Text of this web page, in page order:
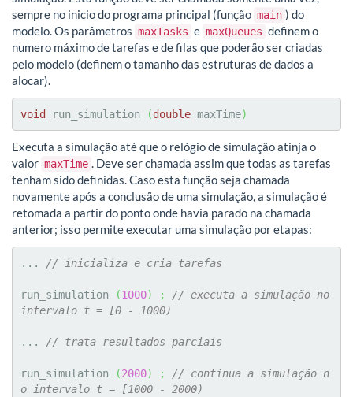
sempre no inicio do programa principal (função main ) do
modelo. Os parâmetros maxTasks e maxQueues definem o
numero máximo de tarefas e de filas que poderão ser criadas
pelo modelo (definem o tamanho das estruturas de dados a
alocar).
void run_simulation (double maxTime)
Executa a simulação até que o relógio de simulação atinja o
valor maxTime . Deve ser chamada assim que todas as tarefas
tenham sido definidas. Caso esta função seja chamada
novamente após a conclusão de uma simulação, a simulação é
retomada a partir do ponto onde havia parado na chamada
anterior; isso permite executar uma simulação por etapas:
... // inicializa e cria tarefas
run_simulation (1000) ;
// executa a simulação no
intervalo t = [0 - 1000)
... // trata resultados parciais
run_simulation (2000) ;
// continua a simulação n
o intervalo t = [1000 - 2000)